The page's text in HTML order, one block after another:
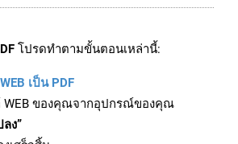
โปรดทำตามขั้นตอนเหล่านี้:
WEB เป็น PDF
WEB ของคุณจากอุปกรณ์ของคุณ
ง”